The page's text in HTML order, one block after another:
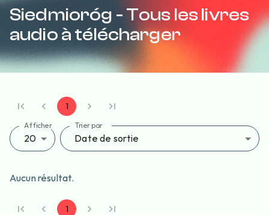
Siedmioróg - Tous les livres
audio à télécharger
1
Afficher
20
Trier par
Date de sortie
Aucun résultat.
1